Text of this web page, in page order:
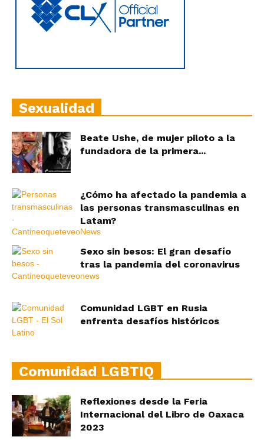
Sexualidad
Beate Ushe, de mujer piloto a la
fundadora de la primera...
¿Cómo ha afectado la pandemia a
las personas transmasculinas en
Latam?
Sexo sin besos: El gran desafío
tras la pandemia del coronavirus
Comunidad LGBT en Rusia
enfrenta desafíos históricos
Comunidad LGBTIQ
Reflexiones desde la Feria
Internacional del Libro de Oaxaca
2023